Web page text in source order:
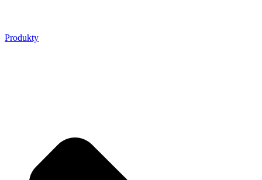
Produkty